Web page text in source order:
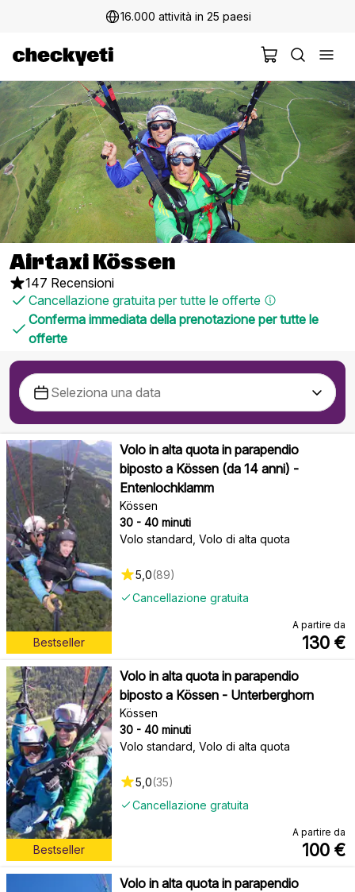
16.000 attività in 25 paesi
Airtaxi Kössen
147 Recensioni
Cancellazione gratuita per tutte le offerte
Conferma immediata della prenotazione per tutte le
offerte
Bestseller
Volo in alta quota in parapendio
biposto a Kössen (da 14 anni) -
Entenlochklamm
Kössen
30 - 40 minuti
Volo standard, Volo di alta quota
Cancellazione gratuita
5,0(89)
A partire da
130 €
Bestseller
Volo in alta quota in parapendio
biposto a Kössen - Unterberghorn
Kössen
30 - 40 minuti
Volo standard, Volo di alta quota
Cancellazione gratuita
5,0(35)
A partire da
100 €
Volo in alta quota in parapendio